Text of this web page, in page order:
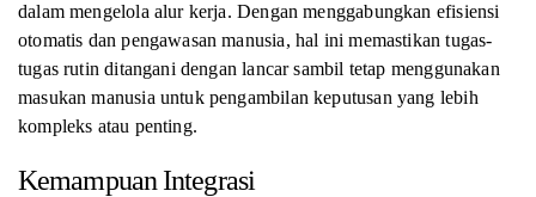
dalam mengelola alur kerja. Dengan menggabungkan efisiensi
otomatis dan pengawasan manusia, hal ini memastikan tugas-
tugas rutin ditangani dengan lancar sambil tetap menggunakan
masukan manusia untuk pengambilan keputusan yang lebih
kompleks atau penting.
Kemampuan Integrasi